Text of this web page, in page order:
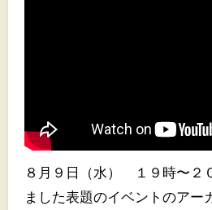
８月９日（水） １９時〜２０時５０分に開催し
ました表題のイベントのアー